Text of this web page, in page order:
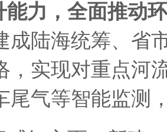
能力，全面推动
成陆海统筹、省
，实现对重点河
尾气等智能监测